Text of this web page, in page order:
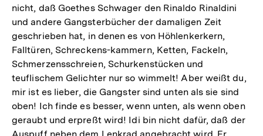
nicht, daß Goethes Schwager den Rinaldo Rinaldini
und andere Gangsterbücher der damaligen Zeit
geschrieben hat, in denen es von Höhlenkerkern,
Falltüren, Schreckens-kammern, Ketten, Fackeln,
Schmerzensschreien, Schurkenstücken und
teuflischem Gelichter nur so wimmelt! Aber weißt du,
mir ist es lieber, die Gangster sind unten als sie sind
oben! Ich finde es besser, wenn unten, als wenn oben
geraubt und erpreßt wird! Idi bin nicht dafür, daß der
Auspuff neben dem Lenkrad angebracht wird. Er